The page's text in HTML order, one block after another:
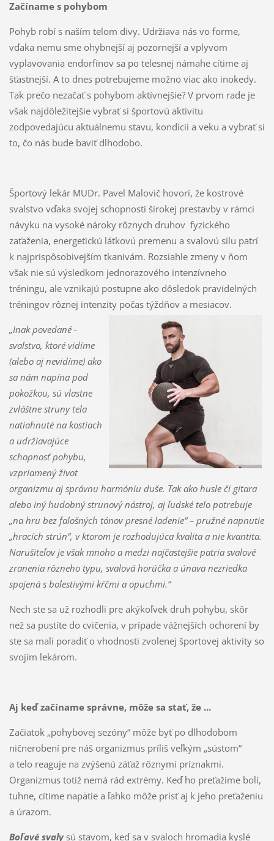
Začíname s pohybom
Pohyb robí s naším telom divy. Udržiava nás vo forme,
vďaka nemu sme ohybnejší aj pozornejší a vplyvom
vyplavovania endorfínov sa po telesnej námahe cítime aj
šťastnejší. A to dnes potrebujeme možno viac ako inokedy.
Tak prečo nezačať s pohybom aktívnejšie? V prvom rade je
však najdôležitejšie vybrať si športovú aktivitu
zodpovedajúcu aktuálnemu stavu, kondícii a veku a vybrať si
to, čo nás bude baviť dlhodobo.
Športový lekár MUDr. Pavel Malovič hovorí, že kostrové
svalstvo vďaka svojej schopnosti širokej prestavby v rámci
návyku na vysoké nároky rôznych druhov fyzického
zaťaženia, energetickú látkovú premenu a svalovú silu patrí
k najprispôsobivejším tkanivám. Rozsiahle zmeny v ňom
však nie sú výsledkom jednorazového intenzívneho
tréningu, ale vznikajú postupne ako dôsledok pravidelných
tréningov rôznej intenzity počas týždňov a mesiacov.
„Inak povedané -
svalstvo, ktoré vidíme
(alebo aj nevidíme) ako
sa nám napína pod
pokožkou, sú vlastne
zvláštne struny tela
natiahnuté na kostiach
a udržiavajúce
schopnosť pohybu,
vzpriamený život
organizmu aj správnu harmóniu duše. Tak ako husle či gitara
alebo iný hudobný strunový nástroj, aj ľudské telo potrebuje
„na hru bez falošných tónov presné ladenie“ – pružné napnutie
„hracích strún“, v ktorom je rozhodujúca kvalita a nie kvantita.
Narušiteľov je však mnoho a medzi najčastejšie patria svalové
zranenia rôzneho typu, svalová horúčka a únava nezriedka
spojená s bolestivými kŕčmi a opuchmi.“
Nech ste sa už rozhodli pre akýkoľvek druh pohybu, skôr
než sa pustíte do cvičenia, v prípade vážnejších ochorení by
ste sa mali poradiť o vhodnosti zvolenej športovej aktivity so
svojím lekárom.
Aj keď začíname správne, môže sa stať, že ...
Začiatok „pohybovej sezóny“ môže byť po dlhodobom
ničnerobení pre náš organizmus príliš veľkým „sústom“
a telo reaguje na zvýšenú záťaž rôznymi príznakmi.
Organizmus totiž nemá rád extrémy. Keď ho preťažíme bolí,
tuhne, cítime napätie a ľahko môže prísť aj k jeho preťaženiu
a úrazom.
Boľavé svalysú stavom, keď sa v svaloch hromadia kyslé